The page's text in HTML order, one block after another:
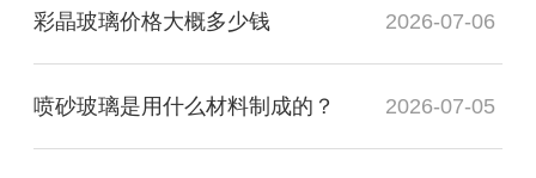
彩晶玻璃价格大概多少钱 2026-07-06
喷砂玻璃是用什么材料制成的？ 2026-07-05